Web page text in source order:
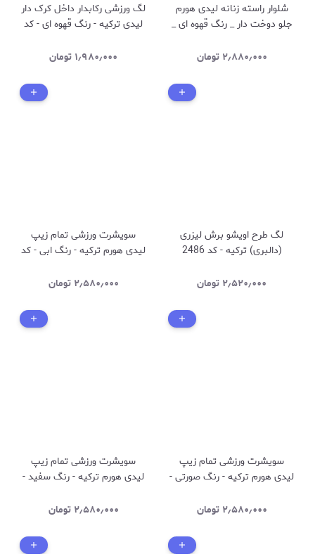
شلوار راسته زنانه لیدی هورم
جلو دوخت دار _ رنگ قهوه ای _
۲٫۸۸۰٫۰۰۰ تومان
لگ ورزشی رکابدار داخل کرک دار
لیدی ترکیه - رنگ قهوه ای - کد
۱٫۹۸۰٫۰۰۰ تومان
لگ طرح اویشو برش لیزری
(دالبری) ترکیه - کد 2486
۲٫۵۲۰٫۰۰۰ تومان
سویشرت ورزشی تمام زیپ
لیدی هورم ترکیه - رنگ ابی - کد
۲٫۵۸۰٫۰۰۰ تومان
سویشرت ورزشی تمام زیپ
لیدی هورم ترکیه - رنگ صورتی -
۲٫۵۸۰٫۰۰۰ تومان
سویشرت ورزشی تمام زیپ
لیدی هورم ترکیه - رنگ سفید -
۲٫۵۸۰٫۰۰۰ تومان